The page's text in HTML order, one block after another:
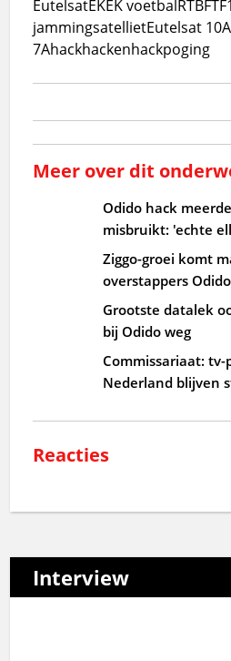
EutelsatEKEK voetbal RTBF
jammingsatellietEutelsat 10A
7Ahackhackenhackpoging
Meer over dit
Odido hack
misbruikt: 'echte
Ziggo-groei komt
overstappers Odido
Grootste datalek
bij Odido weg
Commissariaat:
Nederland blijven
Reacties
Interview